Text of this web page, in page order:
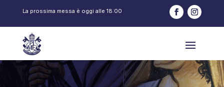
La prossima messa è oggi alle 18:00